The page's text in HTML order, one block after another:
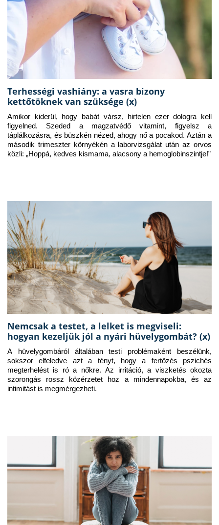
Terhességi vashiány: a vasra bizony
kettőtöknek van szüksége (x)
Amikor kiderül, hogy babát vársz, hirtelen ezer dologra kell
figyelned. Szeded a magzatvédő vitamint, figyelsz a
táplálkozásra, és büszkén nézed, ahogy nő a pocakod. Aztán a
második trimeszter környékén a laborvizsgálat után az orvos
közli: „Hoppá, kedves kismama, alacsony a hemoglobinszintje!”
Nemcsak a testet, a lelket is megviseli:
hogyan kezeljük jól a nyári hüvelygombát? (x)
A hüvelygombáról általában testi problémaként beszélünk,
sokszor elfeledve azt a tényt, hogy a fertőzés pszichés
megterhelést is ró a nőkre. Az irritáció, a viszketés okozta
szorongás rossz közérzetet hoz a mindennapokba, és az
intimitást is megmérgezheti.